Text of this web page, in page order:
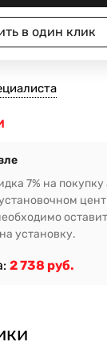
в один клик
7% на
установку.
2 738 руб.